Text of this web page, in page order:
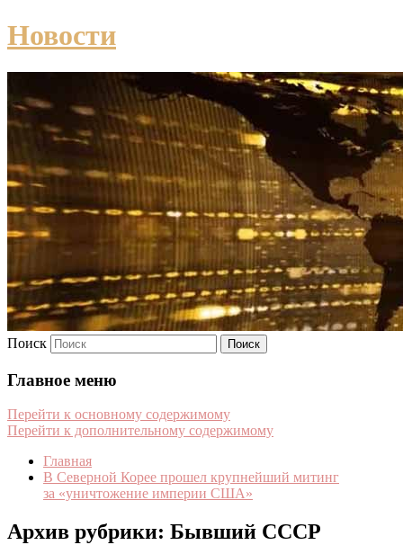
Новости
Поиск
Главное меню
Перейти к основному содержимому
Перейти к дополнительному содержимому
Главная
В Северной Корее прошел крупнейший митинг
за «уничтожение империи США»
Архив рубрики: Бывший СССР